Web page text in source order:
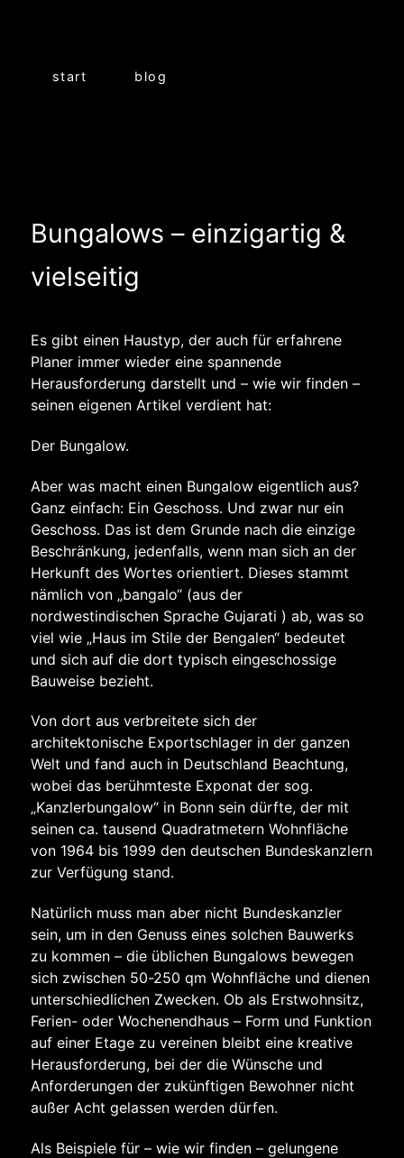
start blog
Bungalows – einzigartig &
vielseitig
Es gibt einen Haustyp, der auch für erfahrene
Planer immer wieder eine spannende
Herausforderung darstellt und – wie wir finden –
seinen eigenen Artikel verdient hat:
Der Bungalow.
Aber was macht einen Bungalow eigentlich aus?
Ganz einfach: Ein Geschoss. Und zwar nur ein
Geschoss. Das ist dem Grunde nach die einzige
Beschränkung, jedenfalls, wenn man sich an der
Herkunft des Wortes orientiert. Dieses stammt
nämlich von „bangalo“ (aus der
nordwestindischen Sprache Gujarati ) ab, was so
viel wie „Haus im Stile der Bengalen“ bedeutet
und sich auf die dort typisch eingeschossige
Bauweise bezieht.
Von dort aus verbreitete sich der
architektonische Exportschlager in der ganzen
Welt und fand auch in Deutschland Beachtung,
wobei das berühmteste Exponat der sog.
„Kanzlerbungalow“ in Bonn sein dürfte, der mit
seinen ca. tausend Quadratmetern Wohnfläche
von 1964 bis 1999 den deutschen Bundeskanzlern
zur Verfügung stand.
Natürlich muss man aber nicht Bundeskanzler
sein, um in den Genuss eines solchen Bauwerks
zu kommen – die üblichen Bungalows bewegen
sich zwischen 50-250 qm Wohnfläche und dienen
unterschiedlichen Zwecken. Ob als Erstwohnsitz,
Ferien- oder Wochenendhaus – Form und Funktion
auf einer Etage zu vereinen bleibt eine kreative
Herausforderung, bei der die Wünsche und
Anforderungen der zukünftigen Bewohner nicht
außer Acht gelassen werden dürfen.
Als Beispiele für – wie wir finden – gelungene